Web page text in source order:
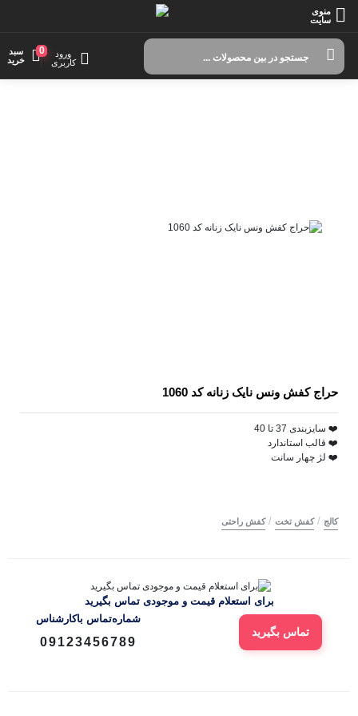
منوی
سایت
searchورود
کاربری
0
سبد
خرید
حراج کفش ونس نایک زنانه کد 1060
❤️ سایزبندی 37 تا 40
❤️ قالب استاندارد
❤️ لژ چهار سانت
کالج /کفش تخت /کفش راحتی
برای استعلام قیمت و موجودی تماس بگیرید
تماس بگیرید
شماره‌تماس‌ با‌کارشناس
09123456789